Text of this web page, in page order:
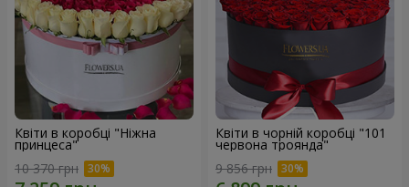
Квіти в коробці "Ніжна
принцеса"
10 370 грн
Квіти в чорній коробці "101
червона троянда"
9 856 грн